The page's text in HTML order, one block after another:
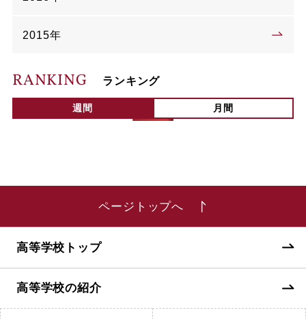
2015年
RANKING ランキング
週間 月間
ページトップへ
高等学校トップ
高等学校の紹介